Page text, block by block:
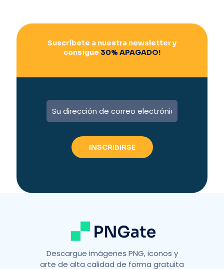
Suscríbete a nuestra newsletter y
consigue 30% APAGADO!
Descargue imágenes PNG, iconos y
arte de alta calidad de forma gratuita